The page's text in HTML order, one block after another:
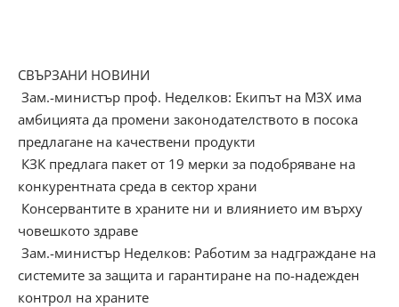
СВЪРЗАНИ НОВИНИ
Зам.-министър проф. Неделков: Екипът на МЗХ има
амбицията да промени законодателството в посока
предлагане на качествени продукти
КЗК предлага пакет от 19 мерки за подобряване на
конкурентната среда в сектор храни
Консервантите в храните ни и влиянието им върху
човешкото здраве
Зам.-министър Неделков: Работим за надграждане на
системите за защита и гарантиране на по-надежден
контрол на храните